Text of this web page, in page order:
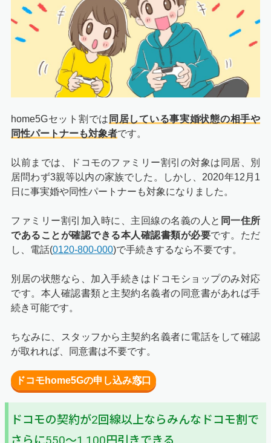
home5Gセット割では 同居している事実婚状態の相手や
同性パートナーも対象者です。
以前までは、ドコモのファミリー割引の対象は同居、別
居問わず3親等以内の家族でした。しかし、2020年12月1
日に事実婚や同性パートナーも対象になりました。
ファミリー割引加入時に、主回線の名義の人と 同一住所
であることが確認できる本人確認書類が必要です。ただ
し、電話(0120-800-000)で手続きするなら不要です。
別居の状態なら、加入手続きはドコモショップのみ対応
です。本人確認書類と主契約名義者の同意書があれば手
続き可能です。
ちなみに、スタッフから主契約名義者に電話をして確認
が取れれば、同意書は不要です。
ドコモhome5Gの申し込み窓口
ドコモの契約が2回線以上ならみんなドコモ割で